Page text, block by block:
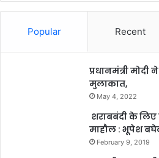
Popular Recent
प्रधानमंत्री
मुलाकात,
May 4, 2022
शराबबंदी के
माहौल : भूपेश
February 9, 2019